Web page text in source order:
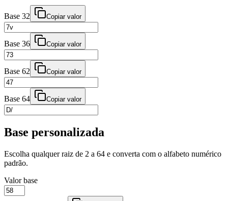
Base 32 Copiar valor
Base 36 Copiar valor
Base 62 Copiar valor
Base 64 Copiar valor
Base personalizada
Escolha qualquer raiz de 2 a 64 e converta com o alfabeto numérico
padrão.
Valor base